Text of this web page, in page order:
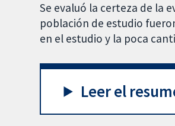
Se evaluó la certeza de la
población de estudio
en el estudio y la poca
Leer el